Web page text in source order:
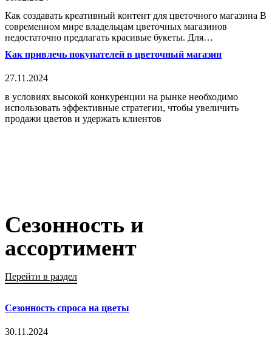
Как создавать креативный контент для цветочного магазина В
современном мире владельцам цветочных магазинов
недостаточно предлагать красивые букеты. Для…
Как привлечь покупателей в цветочный магазин
27.11.2024
в условиях высокой конкуренции на рынке необходимо
использовать эффективные стратегии, чтобы увеличить
продажи цветов и удержать клиентов
Сезонность и
ассортимент
Перейти в раздел
Сезонность спроса на цветы
30.11.2024